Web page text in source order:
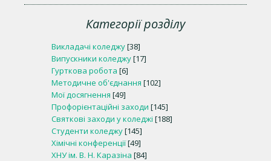
Категорії розділу
Викладачі коледжу[38]
Випускники коледжу[17]
Гурткова робота [6]
Методичне об'єднання [102]
Мої досягнення [49]
Профорієнтаційні заходи [145]
Святкові заходи у коледжі [188]
Студенти коледжу[145]
Хімічні конференції[49]
ХНУ ім. В. Н. Каразіна [84]